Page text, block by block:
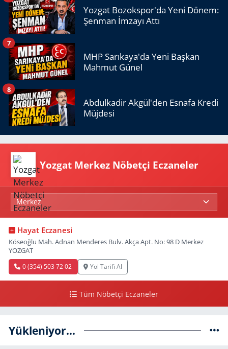
Yozgat Bozokspor'da Yeni Dönem:
Şenman İmzayı Attı
MHP Sarıkaya'da Yeni Başkan
Mahmut Günel
7
Abdulkadir Akgül'den Esnafa Kredi
Müjdesi
8
Yozgat Merkez Nöbetçi Eczaneler
Hayat Eczanesi
Köseoğlu Mah. Adnan Menderes Bulv. Akça Apt. No: 98 D Merkez
YOZGAT
0 (354) 503 72 02 Yol Tarifi Al
Tüm Nöbetçi Eczaneler
Yükleniyor...